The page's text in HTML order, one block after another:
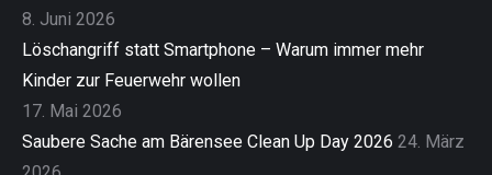
8. Juni 2026
Löschangriff statt Smartphone – Warum immer mehr
Kinder zur Feuerwehr wollen
17. Mai 2026
Saubere Sache am Bärensee Clean Up Day 2026 24. März